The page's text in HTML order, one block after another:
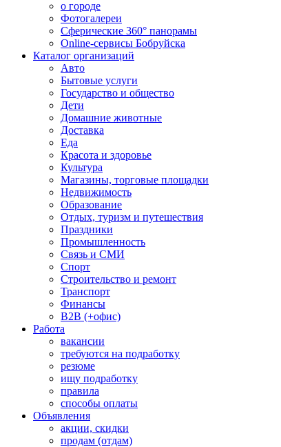
о городе
Фотогалереи
Сферические 360° панорамы
Online-сервисы Бобруйска
Каталог организаций
Авто
Бытовые услуги
Государство и общество
Дети
Домашние животные
Доставка
Еда
Красота и здоровье
Культура
Магазины, торговые площадки
Недвижимость
Образование
Отдых, туризм и путешествия
Праздники
Промышленность
Связь и СМИ
Спорт
Строительство и ремонт
Транспорт
Финансы
B2B (+офис)
Работа
вакансии
требуются на подработку
резюме
ищу подработку
правила
способы оплаты
Объявления
акции, скидки
продам (отдам)